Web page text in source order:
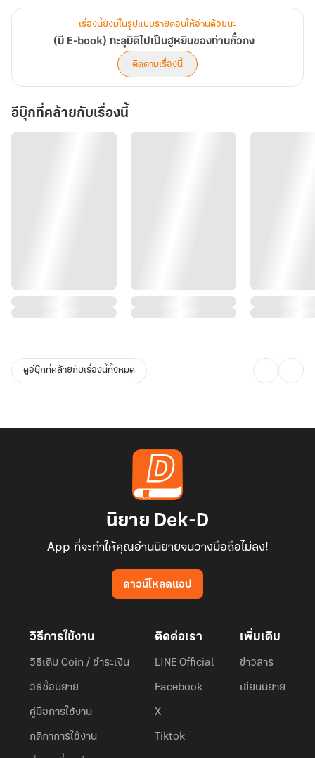
นกั๋
วกง
เรื่องนี้ยังมีในรูปแบบรายตอนให้อ่านด้วยนะ
(มี E-book) ทะลุมิติไปเป็นฮูหยินของท่านกั๋วกง
ติดตามเรื่องนี้
อีบุ๊กที่คล้ายกับเรื่องนี้
ดูอีบุ๊กที่คล้ายกับเรื่องนี้ทั้งหมด
นิยาย Dek-D
App ที่จะทำให้คุณอ่านนิยายจนวางมือถือไม่ลง!
ดาวน์โหลดแอป
วิธีการใช้งาน
วิธีเติม Coin / ชำระเงิน
วิธีซื้อนิยาย
คู่มือการใช้งาน
กติกาการใช้งาน
ติดต่อเรา
LINE Official
Facebook
X
Tiktok
เพิ่มเติม
ข่าวสาร
เขียนนิยาย